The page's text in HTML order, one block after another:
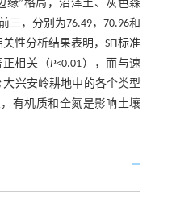
缘”格局，沼泽土、灰色森
三，分别为76.49，70.96和
性分析结果表明，SFI标准
正相关（P<0.01），而与速
大兴安岭耕地中的各个类型
有机质和全氮是影响土壤